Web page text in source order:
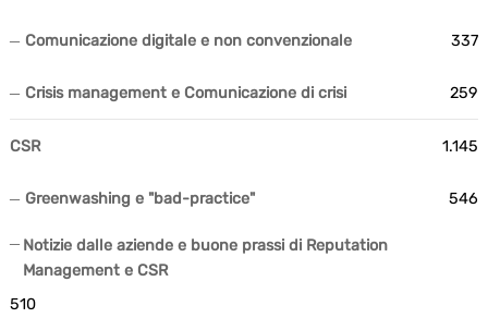
Comunicazione digitale e non convenzionale 337
Crisis management e Comunicazione di crisi 259
CSR 1.145
Greenwashing e "bad-practice" 546
Notizie dalle aziende e buone prassi di Reputation
Management e CSR
510